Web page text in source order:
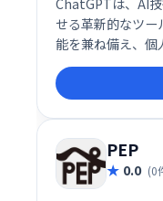
せる革新的なツー
能を兼ね備え、個
ソリューション
性、そして進化
AIによるコミュ
構築しています。
PEP
0.0 (0